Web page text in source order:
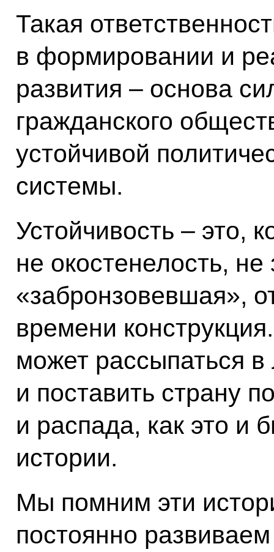
Такая
в формировании и
развития – основа
гражданского
устойчивой
системы.
Устойчивость – это,
не окостенелость,
«забронзовевшая»,
времени
может рассыпаться
и поставить страну
и распада, как это и
истории.
Мы помним эти
постоянно